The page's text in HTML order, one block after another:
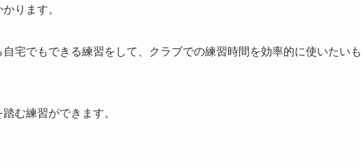
ります。
宅でもできる練習をして、クラブでの練習時間を効率的に使いたいも
む練習ができます。